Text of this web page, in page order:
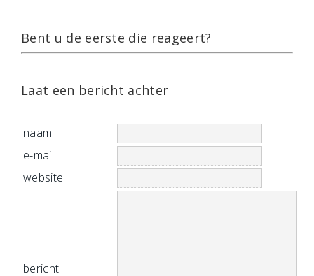
Bent u de eerste die reageert?
Laat een bericht achter
naam
e-mail
website
bericht